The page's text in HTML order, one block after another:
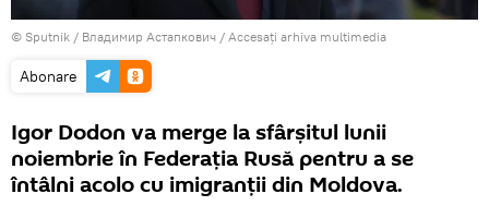
© Sputnik / Владимир Астапкович / Accesați arhiva multimedia
Abonare
Igor Dodon va merge la sfârșitul lunii
noiembrie în Federația Rusă pentru a se
întâlni acolo cu imigranții din Moldova.